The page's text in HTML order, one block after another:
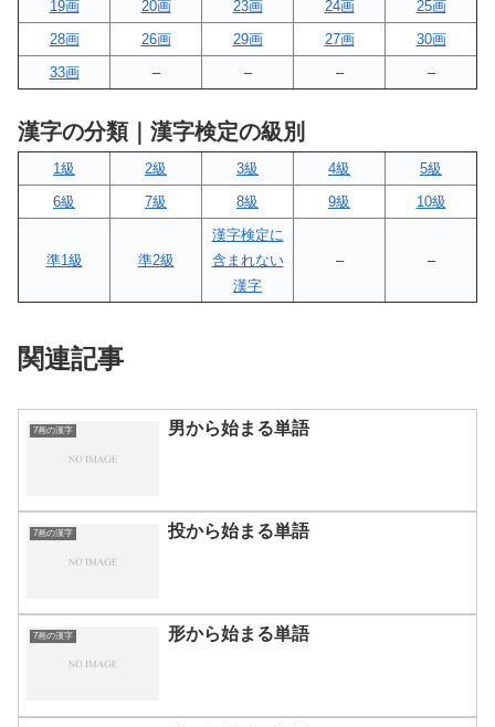
19画
20画 23画 24画
25画
28画
26画 29画 27画
30画
33画
– – – –
漢字の分類｜漢字検定の級別
1級 2級 3級 4級
5級
6級
7級 8級 9級 10級
準1級 準2級
漢字検定に
含まれない
漢字
– –
関連記事
7画の漢字 男から始まる単語
7画の漢字 投から始まる単語
7画の漢字 形から始まる単語